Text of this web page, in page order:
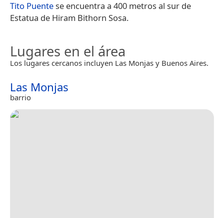
Tito Puentese encuentra a 400 metros al sur de
Estatua de Hiram Bithorn Sosa.
Lugares en el área
Los lugares cercanos incluyen Las Monjas y Buenos Aires.
Las Monjas
barrio